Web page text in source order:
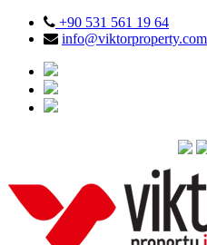
+90 531 561 19 64
info@viktorproperty.com